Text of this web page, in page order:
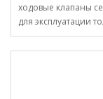
ходовые клапаны
для эксплуатации